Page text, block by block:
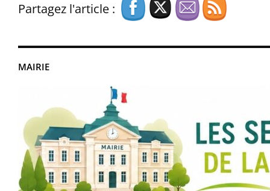
MAIRIE
Partagez l'article :